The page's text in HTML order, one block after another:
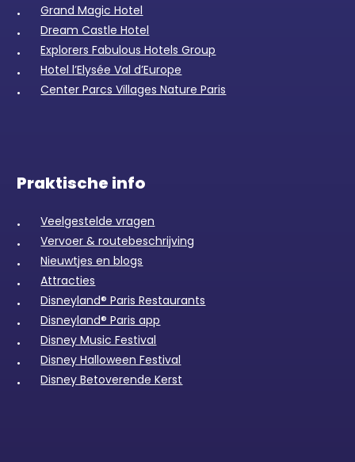
Grand Magic Hotel
Dream Castle Hotel
Explorers Fabulous Hotels Group
Hotel l’Elysée Val d’Europe
Center Parcs Villages Nature Paris
Praktische info
Veelgestelde vragen
Vervoer & routebeschrijving
Nieuwtjes en blogs
Attracties
Disneyland® Paris Restaurants
Disneyland® Paris app
Disney Music Festival
Disney Halloween Festival
Disney Betoverende Kerst